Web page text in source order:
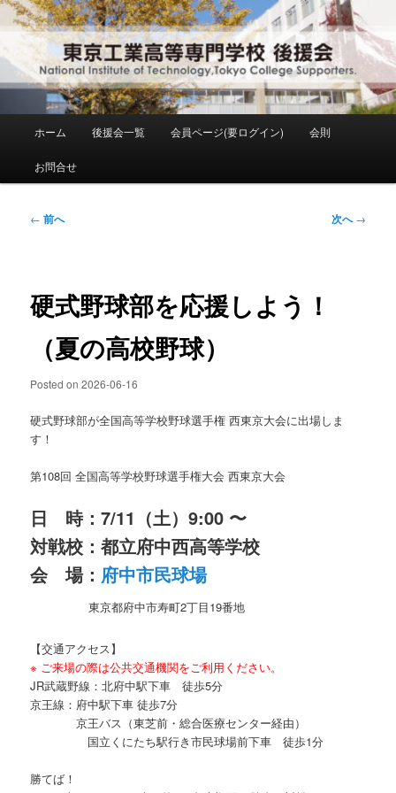
メ
イ
ン
コ
ン
東京工業高等専門学校 後援会
National Institute of Technology ,Tokyo College Supporters.
メ
ホーム 後援会一覧 会員ページ(要ログイン) 会則
お問合せ
投
ゲ
ー
← 前へ 次へ→
硬式野球部を応援しよう！
（夏の高校野球）
Posted on2026-06-16
硬式野球部が全国高等学校野球選手権 西東京大会に出場しま
す！
第108回 全国高等学校野球選手権大会 西東京大会
日 時：7/11（土）9:00 〜
対戦校：都立府中西高等学校
会 場： 府中市民球場
東京都府中市寿町2丁目19番地
【交通アクセス】
※ ご来場の際は公共交通機関をご利用ください。
JR武蔵野線：北府中駅下車 徒歩5分
京王線：府中駅下車 徒歩7分
京王バス（東芝前・総合医療センター経由）
国立くにたち駅行き市民球場前下車 徒歩1分
勝てば！